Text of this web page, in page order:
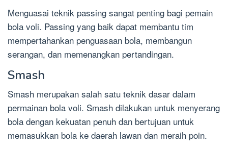
Menguasai teknik passing sangat penting bagi pemain
bola voli. Passing yang baik dapat membantu tim
mempertahankan penguasaan bola, membangun
serangan, dan memenangkan pertandingan.
Smash
Smash merupakan salah satu teknik dasar dalam
permainan bola voli. Smash dilakukan untuk menyerang
bola dengan kekuatan penuh dan bertujuan untuk
memasukkan bola ke daerah lawan dan meraih poin.